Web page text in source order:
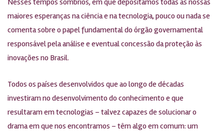
maiores esperanças na ciência e na tecnologia, pouco ou nada se
comenta sobre o papel fundamental do órgão governamental
responsável pela análise e eventual concessão da proteção às
inovações no Brasil.
Todos os países desenvolvidos que ao longo de décadas
investiram no desenvolvimento do conhecimento e que
resultaram em tecnologias – talvez capazes de solucionar o
drama em que nos encontramos – têm algo em comum: um